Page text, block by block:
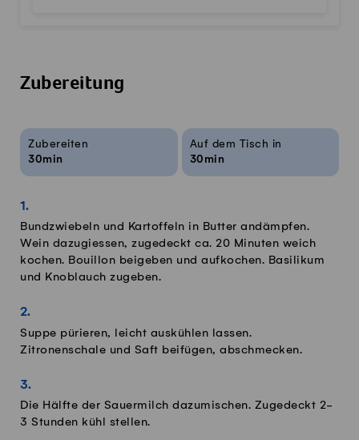
Zubereitung
Rezeptinfos
Zubereiten
30min
Auf dem Tisch in
30min
Bundzwiebeln und Kartoffeln in Butter andämpfen.
Wein dazugiessen, zugedeckt ca. 20 Minuten weich
kochen. Bouillon beigeben und aufkochen. Basilikum
und Knoblauch zugeben.
Suppe pürieren, leicht auskühlen lassen.
Zitronenschale und Saft beifügen, abschmecken.
Die Hälfte der Sauermilch dazumischen. Zugedeckt 2-
3 Stunden kühl stellen.